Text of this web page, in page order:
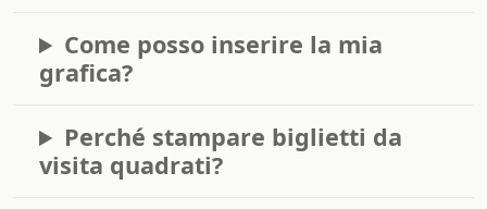
Come posso inserire la mia
grafica?
Perché stampare biglietti da
visita quadrati?